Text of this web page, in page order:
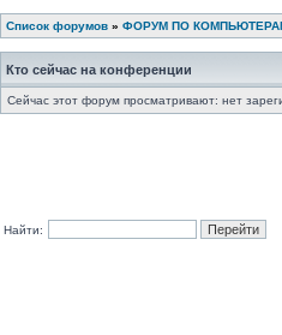
Список форумов » ФОРУМ ПО
Кто сейчас на конференции
Сейчас этот форум просматривают: нет
Найти: